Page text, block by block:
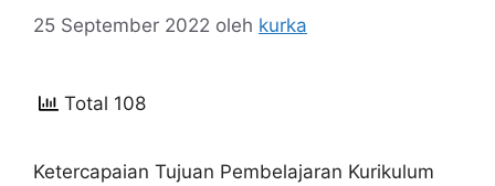
25 September 2022 oleh kurka
Total 108
Ketercapaian Tujuan Pembelajaran Kurikulum